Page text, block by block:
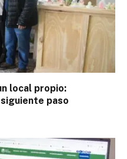
local propio:
paso